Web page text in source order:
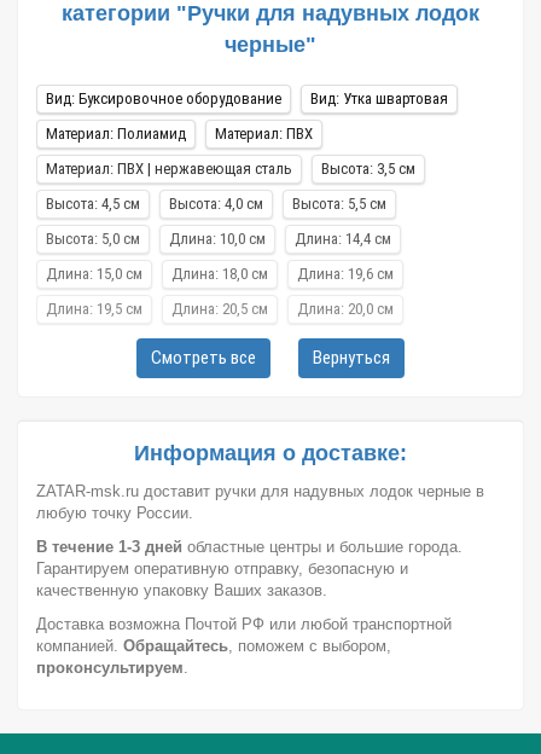
категории "Ручки для надувных лодок
черные"
Вид: Буксировочное оборудование
Вид: Утка швартовая
Материал: Полиамид
Материал: ПВХ
Материал: ПВХ | нержавеющая сталь
Высота: 3,5 см
Высота: 4,5 см
Высота: 4,0 см
Высота: 5,5 см
Высота: 5,0 см
Длина: 10,0 см
Длина: 14,4 см
Длина: 15,0 см
Длина: 18,0 см
Длина: 19,6 см
Длина: 19,5 см
Длина: 20,5 см
Длина: 20,0 см
Длина: 21,0 см
Длина: 22,5 см
Длина: 24,5 см
Длина: 25,0 см
Длина: 26,0 см
Длина: 30,0 см
Ширина: 8,0 см
Ширина: 9,0 см
Ширина: 9,7 см
Ширина: 9,5 см
Ширина: 10,5 см
Ширина: 10,0 см
Ширина: 11,0 см
Ширина: 12,6 см
Вес: 0,12 кг
Вес: 0,08 кг Вес: 0,31 кг
Вес: 0,25 кг
Город: Ярославль
Город: Санкт-Петербург
Город: Новосибирск
Город: Уфа
Город: Пермь
Город: Красноярск
Город: Омск
Город: Нижний Новгород
Город: Воронеж
Смотреть все Вернуться
Информация о доставке:
ZATAR-msk.ru доставит ручки для надувных лодок черные в
любую точку России.
В течение 1-3 дней областные центры и большие города.
Гарантируем оперативную отправку, безопасную и
качественную упаковку Ваших заказов.
Доставка возможна Почтой РФ или любой транспортной
компанией. Обращайтесь, поможем с выбором,
проконсультируем.